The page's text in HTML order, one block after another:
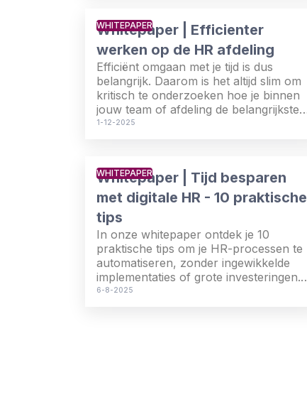
WHITEPAPER
Whitepaper | Efficienter
werken op de HR afdeling
Efficiënt omgaan met je tijd is dus
belangrijk. Daarom is het altijd slim om
kritisch te onderzoeken hoe je binnen
jouw team of afdeling de belangrijkste
HR- en payrollprocessen verbetert.
dienst zijn?
1-12-2025
WHITEPAPER
Whitepaper | Tijd besparen
met digitale HR - 10 praktische
tips
In onze whitepaper ontdek je 10
praktische tips om je HR-processen te
automatiseren, zonder ingewikkelde
implementaties of grote investeringen.
Zo werk je efficiënter, voorkom je
6-8-2025